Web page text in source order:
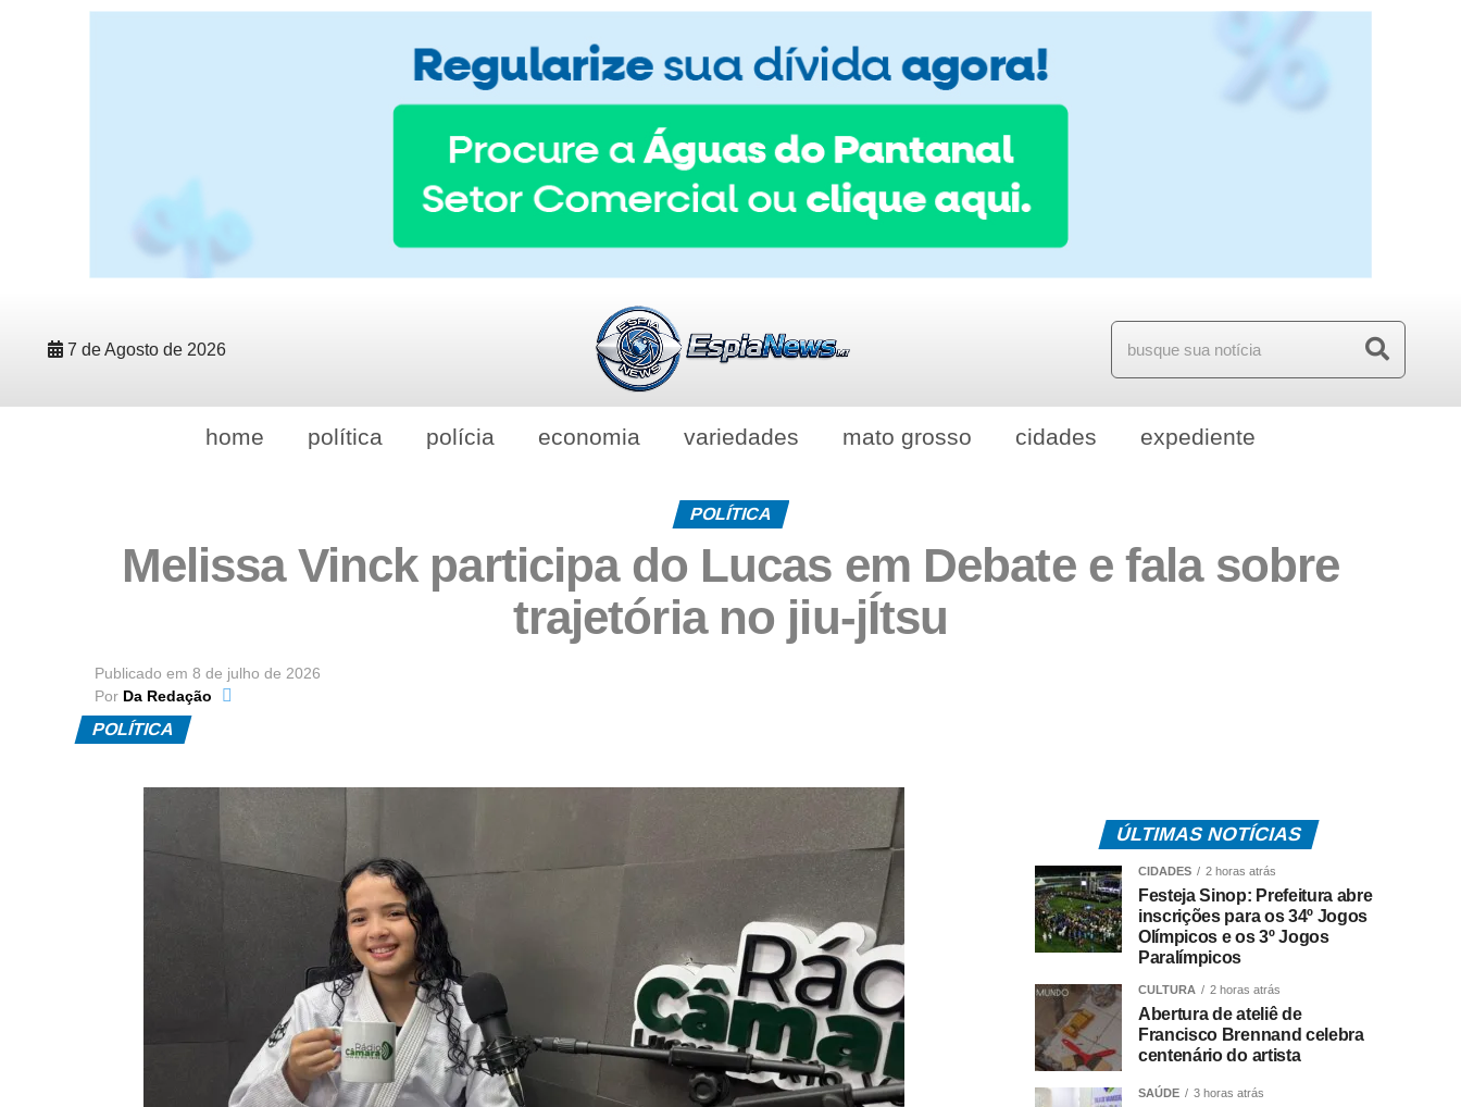
7 de Agosto de 2026
home política polícia economia variedades mato grosso cidades expediente
POLÍTICA
Melissa Vinck participa do Lucas em Debate e fala sobre
trajetória no jiu-jÍtsu
Publicado em 8 de julho de 2026
Por Da Redação
POLÍTICA
ÚLTIMAS NOTÍCIAS
CIDADES 2 horas atrás
Festeja Sinop: Prefeitura abre
inscrições para os 34º Jogos
Olímpicos e os 3º Jogos
Paralímpicos
CULTURA 2 horas atrás
Abertura de ateliê de
Francisco Brennand celebra
centenário do artista
SAÚDE 3 horas atrás